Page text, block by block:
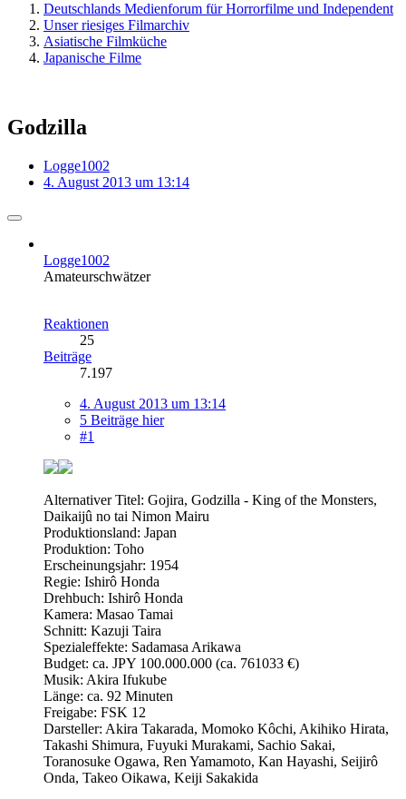
Deutschlands Medienforum für Horrorfilme und Independent
Unser riesiges Filmarchiv
Asiatische Filmküche
Japanische Filme
Godzilla
Logge1002
4. August 2013 um 13:14
Logge1002
Amateurschwätzer
Reaktionen
25
Beiträge
7.197
4. August 2013 um 13:14
5 Beiträge hier
#1
Alternativer Titel: Gojira, Godzilla - King of the Monsters,
Daikaijû no tai Nimon Mairu
Produktionsland: Japan
Produktion: Toho
Erscheinungsjahr: 1954
Regie: Ishirô Honda
Drehbuch: Ishirô Honda
Kamera: Masao Tamai
Schnitt: Kazuji Taira
Spezialeffekte: Sadamasa Arikawa
Budget: ca. JPY 100.000.000 (ca. 761033 €)
Musik: Akira Ifukube
Länge: ca. 92 Minuten
Freigabe: FSK 12
Darsteller: Akira Takarada, Momoko Kôchi, Akihiko Hirata,
Takashi Shimura, Fuyuki Murakami, Sachio Sakai,
Toranosuke Ogawa, Ren Yamamoto, Kan Hayashi, Seijirô
Onda, Takeo Oikawa, Keiji Sakakida